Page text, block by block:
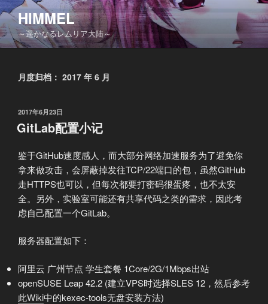
跳
至
内
容
HIMMEL
～遥かなるレムリア大陆～
月度归档： 2017 年 6 月
发
布
于
2017年6月23日
GitLab配置小记
鉴于GitHub速度感人，而大部分网络加速服务为了避免你
拿来做攻击，会屏蔽掉发往TCP/22端口的包，虽然GitHub
走HTTPS也可以，但每次都要打密码很蛋疼，也不太安
全。另外，实验室可能还有共享代码之类的需求，因此考
虑自己配置一个GitLab。
服务器配置如下：
阿里云 广州节点 学生套餐 1Core/2G/1Mbps出站
openSUSE Leap 42.2 (建立VPS时选择SLES 12，然后参考
此Wiki中的kexec-tools无盘安装方法)